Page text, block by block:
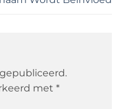
met *